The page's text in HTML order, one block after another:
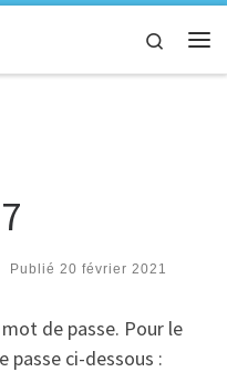
Search
Publié 20 février 2021
de passe. Pour le
passe ci-dessous :